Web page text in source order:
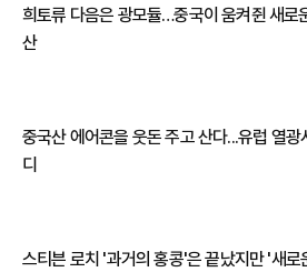
희토류 다음은 광모듈…중국이 움켜쥔 새로
산
중국산 에어콘을 웃돈 주고 산다...유럽 열광
디
스티븐 로치 '과거의 홍콩'은 끝났지만 '새로